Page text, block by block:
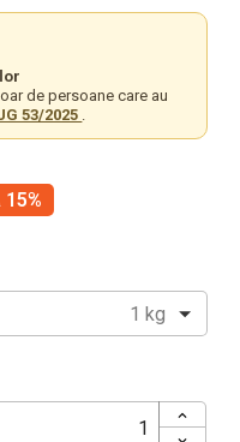
de persoane care au
53/2025 .
1 kg